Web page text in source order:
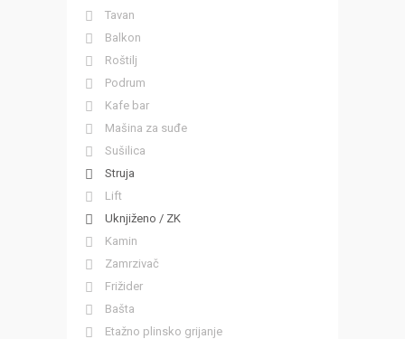
Tavan
Balkon
Roštilj
Podrum
Kafe bar
Mašina za suđe
Sušilica
Struja
Lift
Uknjiženo / ZK
Kamin
Zamrzivač
Frižider
Bašta
Etažno plinsko grijanje